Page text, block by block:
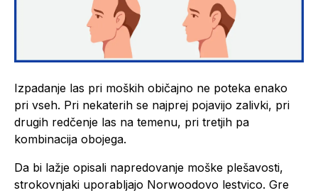
Izpadanje las pri moških običajno ne poteka enako
pri vseh. Pri nekaterih se najprej pojavijo zalivki, pri
drugih redčenje las na temenu, pri tretjih pa
kombinacija obojega.
Da bi lažje opisali napredovanje moške plešavosti,
strokovnjaki uporabljajo Norwoodovo lestvico. Gre